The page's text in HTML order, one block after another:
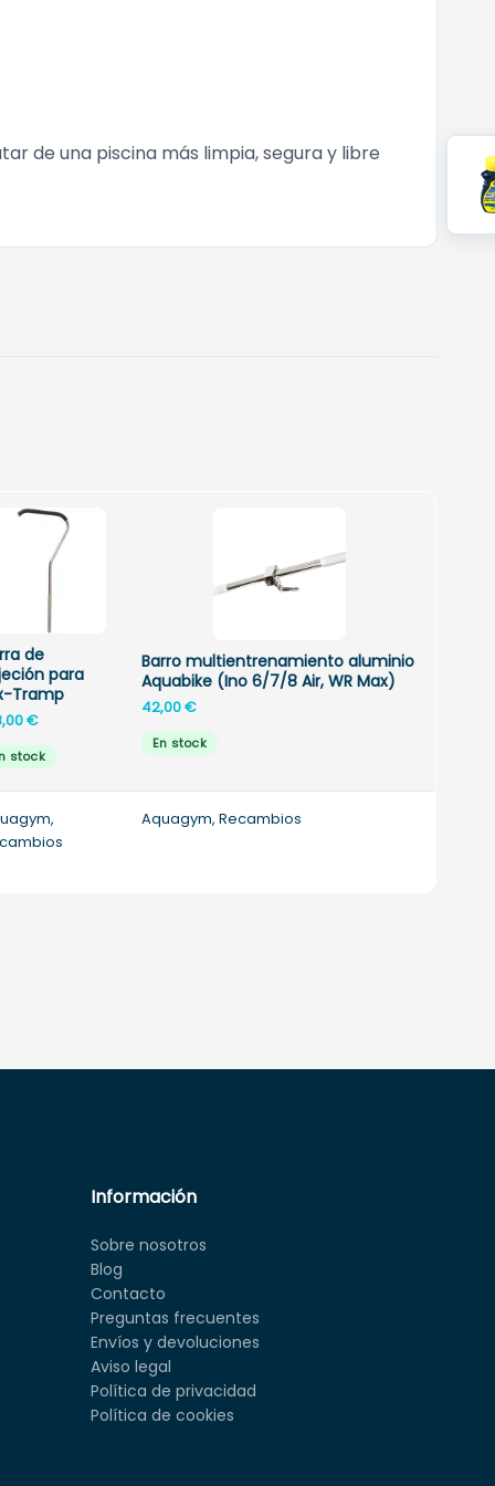
de una piscina más limpia, segura y libre
de
para
Tramp
€
stock
Barro multientrenamiento aluminio
Aquabike (Ino 6/7/8 Air, WR Max)
42,00€
En stock
Aquagym, Recambios
Información
Sobre nosotros
Blog
Contacto
Preguntas frecuentes
Envíos y devoluciones
Aviso legal
Política de privacidad
Política de cookies